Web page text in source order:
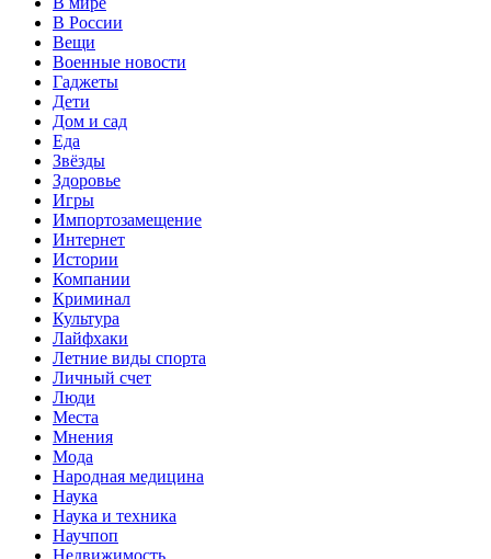
В России
Вещи
Военные новости
Гаджеты
Дети
Дом и сад
Еда
Звёзды
Здоровье
Игры
Импортозамещение
Интернет
Истории
Компании
Криминал
Культура
Лайфхаки
Летние виды спорта
Личный счет
Люди
Места
Мнения
Мода
Народная медицина
Наука
Наука и техника
Научпоп
Недвижимость